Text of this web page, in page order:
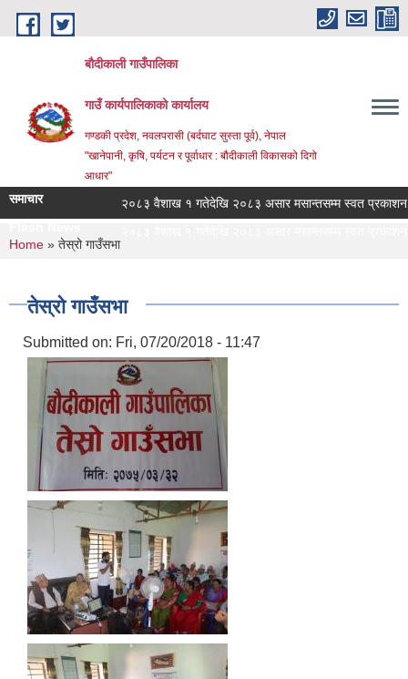
Skip to main content
बौदीकाली गाउँपालिका
गाउँ कार्यपालिकाको कार्यालय
गण्डकी प्रदेश, नवलपरासी (बर्दघाट सुस्ता पूर्व), नेपाल
"खानेपानी, कृषि, पर्यटन र पूर्वाधार : बौदीकाली विकासको दिगो
आधार"
समाचार
२०८३ वैशाख १ गतेदेखि २०८३ असार मसान्तसम्म स्वत प्रकाशन
You are here
Home » तेस्रो गाउँसभा
तेस्रो गाउँसभा
Submitted on: Fri, 07/20/2018 - 11:47